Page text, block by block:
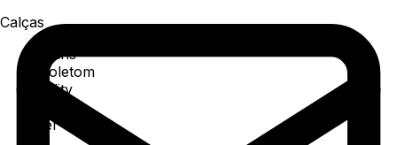
Calças
Jeans
Moletom
Utility
Ver todos